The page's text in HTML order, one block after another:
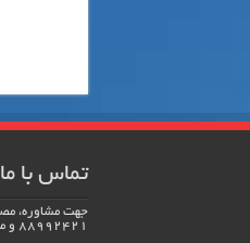
تماس با ما
88992421 و مدیریت 09129345984 تماس حاصل فرماييد.